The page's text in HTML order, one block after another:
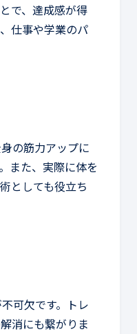
で、達成感が得
仕事や学業のパ
の筋力アップに
また、実際に体を
としても役立ち
可欠です。トレ
消にも繋がりま